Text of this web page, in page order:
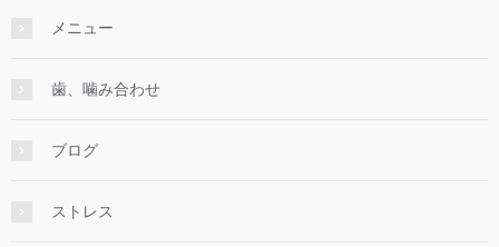
メニュー
歯、噛み合わせ
ブログ
ストレス